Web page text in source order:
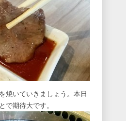
焼いていきましょう。本日
で期待大です。